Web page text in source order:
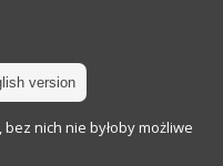
version
nich nie byłoby możliwe